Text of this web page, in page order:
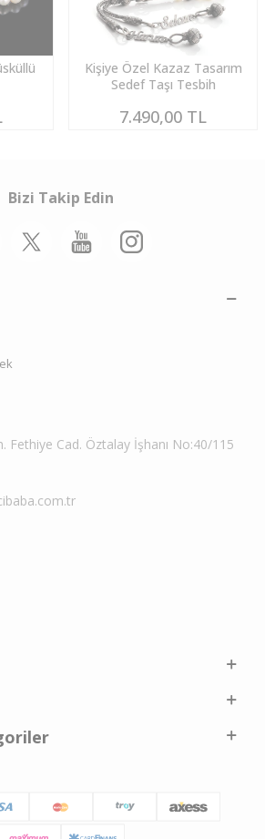
Kişiye Özel Kazaz Tasarım
Sedef Taşı Tesbih
7.490,00 TL
Bizi Takip Edin
Fethiye Cad. Öztalay İşhanı No:40/115